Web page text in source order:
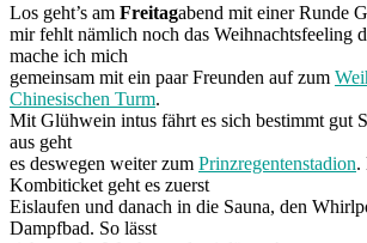
Los geht’s am Freitagabend mit einer Runde
mir fehlt nämlich noch das Weihnachtsfeeling
mache ich mich
gemeinsam mit ein paar Freunden auf zum
Chinesischen Turm.
Mit Glühwein intus fährt es sich bestimmt gut
aus geht
es deswegen weiter zum Prinzregentenstadion.
Kombiticket geht es zuerst
Eislaufen und danach in die Sauna, den
Dampfbad. So lässt